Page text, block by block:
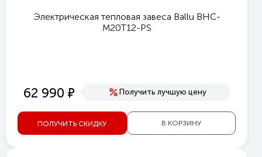
Электрическая тепловая завеса Ballu BHC-
M20T12-PS
62 990 е Получить лучшую цену
ПОЛУЧИТЬ СКИДКУ В КОРЗИНУ